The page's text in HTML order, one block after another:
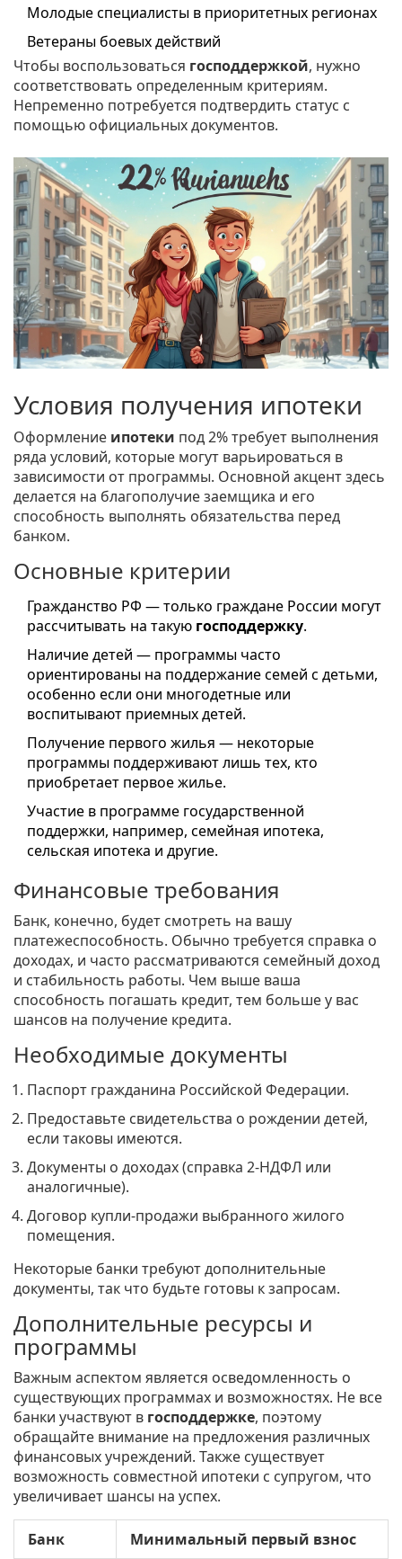
Молодые специалисты в приоритетных регионах
Ветераны боевых действий
Чтобы воспользоваться господдержкой, нужно
соответствовать определенным критериям.
Непременно потребуется подтвердить статус с
помощью официальных документов.
Условия получения ипотеки
Оформление ипотеки под 2% требует выполнения
ряда условий, которые могут варьироваться в
зависимости от программы. Основной акцент здесь
делается на благополучие заемщика и его
способность выполнять обязательства перед
банком.
Основные критерии
Гражданство РФ — только граждане России могут
рассчитывать на такую господдержку.
Наличие детей — программы часто
ориентированы на поддержание семей с детьми,
особенно если они многодетные или
воспитывают приемных детей.
Получение первого жилья — некоторые
программы поддерживают лишь тех, кто
приобретает первое жилье.
Участие в программе государственной
поддержки, например, семейная ипотека,
сельская ипотека и другие.
Финансовые требования
Банк, конечно, будет смотреть на вашу
платежеспособность. Обычно требуется справка о
доходах, и часто рассматриваются семейный доход
и стабильность работы. Чем выше ваша
способность погашать кредит, тем больше у вас
шансов на получение кредита.
Необходимые документы
Паспорт гражданина Российской Федерации.
Предоставьте свидетельства о рождении детей,
если таковы имеются.
Документы о доходах (справка 2-НДФЛ или
аналогичные).
Договор купли-продажи выбранного жилого
помещения.
Некоторые банки требуют дополнительные
документы, так что будьте готовы к запросам.
Дополнительные ресурсы и
программы
Важным аспектом является осведомленность о
существующих программах и возможностях. Не все
банки участвуют в господдержке, поэтому
обращайте внимание на предложения различных
финансовых учреждений. Также существует
возможность совместной ипотеки с супругом, что
увеличивает шансы на успех.
Банк
Минимальный первый взнос